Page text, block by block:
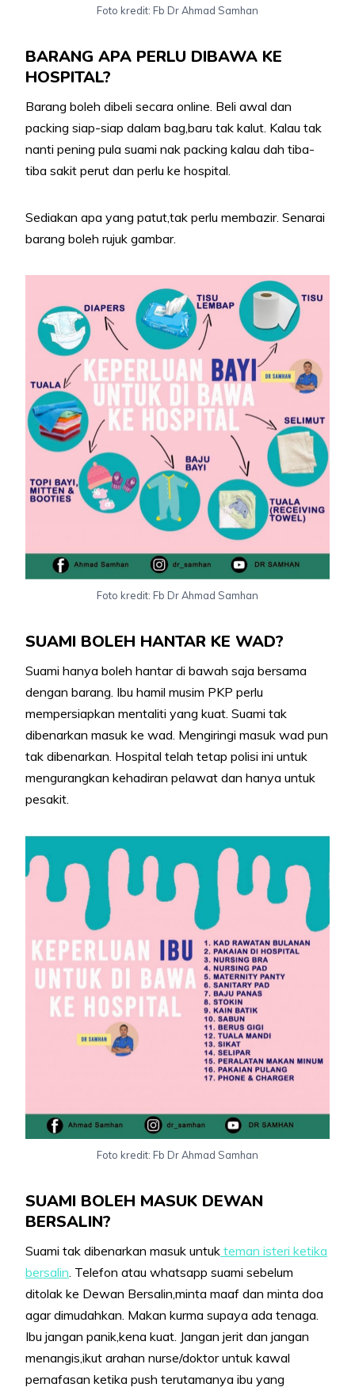
Foto kredit: Fb Dr Ahmad Samhan
BARANG APA PERLU DIBAWA KE
HOSPITAL?
Barang boleh dibeli secara online. Beli awal dan
packing siap-siap dalam bag,baru tak kalut. Kalau tak
nanti pening pula suami nak packing kalau dah tiba-
tiba sakit perut dan perlu ke hospital.
Sediakan apa yang patut,tak perlu membazir. Senarai
barang boleh rujuk gambar.
Foto kredit: Fb Dr Ahmad Samhan
SUAMI BOLEH HANTAR KE WAD?
Suami hanya boleh hantar di bawah saja bersama
dengan barang. Ibu hamil musim PKP perlu
mempersiapkan mentaliti yang kuat. Suami tak
dibenarkan masuk ke wad. Mengiringi masuk wad pun
tak dibenarkan. Hospital telah tetap polisi ini untuk
mengurangkan kehadiran pelawat dan hanya untuk
pesakit.
Foto kredit: Fb Dr Ahmad Samhan
SUAMI BOLEH MASUK DEWAN
BERSALIN?
Suami tak dibenarkan masuk untuk teman isteri ketika
bersalin . Telefon atau whatsapp suami sebelum
ditolak ke Dewan Bersalin,minta maaf dan minta doa
agar dimudahkan. Makan kurma supaya ada tenaga.
Ibu jangan panik,kena kuat. Jangan jerit dan jangan
menangis,ikut arahan nurse/doktor untuk kawal
pernafasan ketika push terutamanya ibu yang